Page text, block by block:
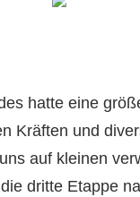
hatte eine
Kräften und
auf kleinen
dritte Etappe